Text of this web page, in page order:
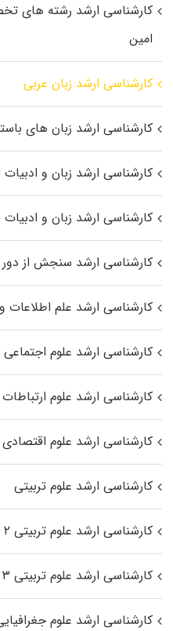
کارشناسی ارشد رﺷﺘﻪ ﻫﺎی
اﻣﻴﻦ
کارشناسی ارشد زبان عربی
کارشناسی ارشد زبان‌ های
کارشناسی ارشد زبان و ادبیات
کارشناسی ارشد زبان و
کارشناسی ارشد سنجش از
کارشناسی ارشد علم
کارشناسی ارشد علوم اجتماعی
کارشناسی ارشد علوم
کارشناسی ارشد علوم اقتصادی
کارشناسی ارشد علوم تربیتی
کارشناسی ارشد علوم تربیتی ۲
کارشناسی ارشد علوم تربیتی ۳
کارشناسی ارشد علوم